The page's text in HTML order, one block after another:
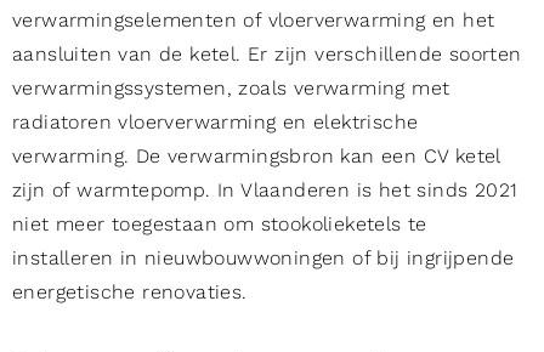
verwarmingselementen of vloerverwarming en het
aansluiten van de ketel. Er zijn verschillende soorten
verwarmingssystemen, zoals verwarming met
radiatoren vloerverwarming en elektrische
verwarming. De verwarmingsbron kan een CV ketel
zijn of warmtepomp. In Vlaanderen is het sinds 2021
niet meer toegestaan om stookolieketels te
installeren in nieuwbouwwoningen of bij ingrijpende
energetische renovaties.